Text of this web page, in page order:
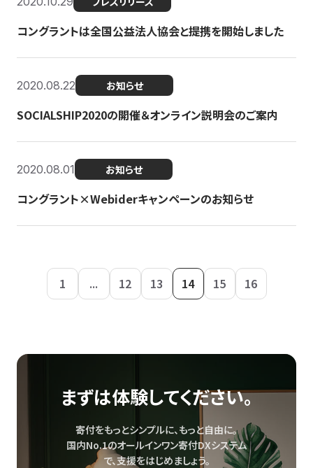
コングラントは全国公益法人協会と提携を開始しました
2020.08.22 お知らせ
SOCIALSHIP2020の開催＆オンライン説明会のご案内
2020.08.01 お知らせ
コングラント×Webiderキャンペーンのお知らせ
1 ... 12 13 14 15 16
まずは体験してください。
寄付をもっとシンプルに、もっと自由に。
国内No.1のオールインワン寄付DXシステム
で、支援をはじめましょう。